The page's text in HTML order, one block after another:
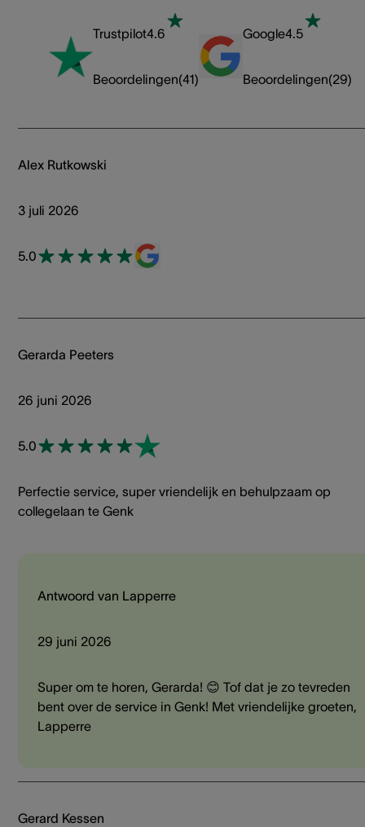
Trustpilot4.6
Beoordelingen(41)
Google4.5
Beoordelingen(29)
Alex Rutkowski
3 juli 2026
5.0
Gerarda Peeters
26 juni 2026
5.0
Perfectie service, super vriendelijk en behulpzaam op
collegelaan te Genk
Antwoord van Lapperre
29 juni 2026
Super om te horen, Gerarda! 😊 Tof dat je zo tevreden
bent over de service in Genk! Met vriendelijke groeten,
Lapperre
Gerard Kessen